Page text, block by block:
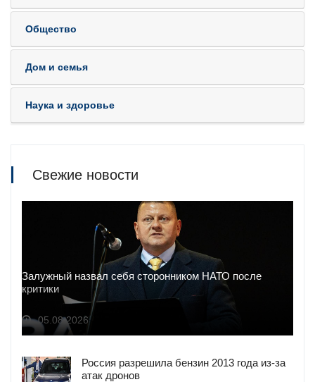
Общество
Дом и семья
Наука и здоровье
Свежие новости
Залужный назвал себя сторонником НАТО после
критики
05.08.2026
Россия разрешила бензин 2013 года из-за
атак дронов